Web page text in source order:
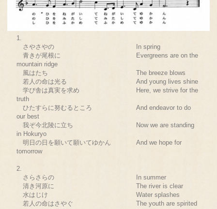
1.
さやさやの In spring
青きが尾根に Evergreens are on the
mountain ridge
風はたち The breeze blows
若人の命は光る And young lives shine
学び舎は真実を求め Here, we strive for the
truth
ひたすらに努むるところ And endeavor to do
our best
我ぞ今北陵に立ち Now we are standing
in Hokuryo
明日の日を願いて願いてゆかん And we hope for
tomorrow
2.
さらさらの In summer
清き河原に The river is clear
水はじけ Water splashes
若人の命はさやぐ The youth are spirited